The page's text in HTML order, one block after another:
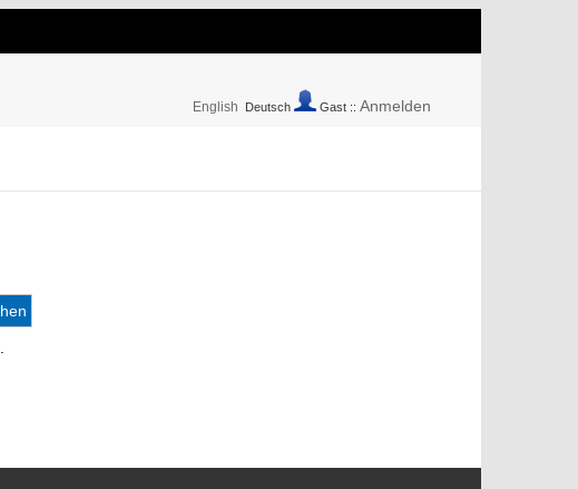
English Deutsch Gast :: Anmelden